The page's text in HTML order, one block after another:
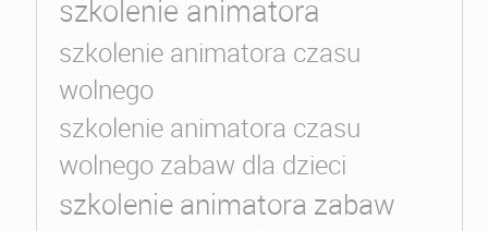
szkolenie animatora
szkolenie animatora czasu
wolnego
szkolenie animatora czasu
wolnego zabaw dla dzieci
szkolenie animatora zabaw